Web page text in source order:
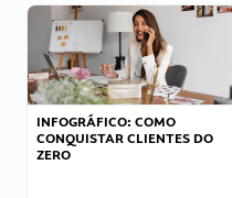
INFOGRÁFICO: COMO
CONQUISTAR CLIENTES DO
ZERO